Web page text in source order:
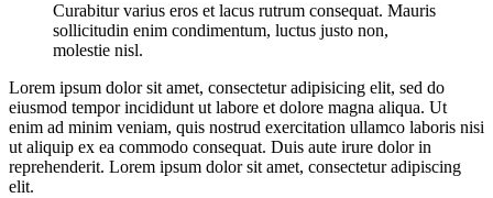
Curabitur varius eros et lacus rutrum consequat. Mauris
sollicitudin enim condimentum, luctus justo non,
molestie nisl.
Lorem ipsum dolor sit amet, consectetur adipisicing elit, sed do
eiusmod tempor incididunt ut labore et dolore magna aliqua. Ut
enim ad minim veniam, quis nostrud exercitation ullamco laboris nisi
ut aliquip ex ea commodo consequat. Duis aute irure dolor in
reprehenderit. Lorem ipsum dolor sit amet, consectetur adipiscing
elit.